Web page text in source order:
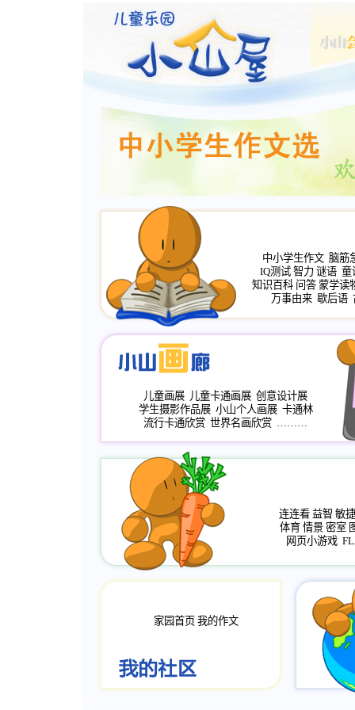
中小学生作文 脑筋
IQ测试 智力 谜语 童
知识百科 问答 蒙学读
万事由来 歇后语
儿童画展 儿童卡通画展 创意设计展
学生摄影作品展 小山个人画展 卡通林
流行卡通欣赏 世界名画欣赏 ………
连连看 益智 敏捷
体育 情景 密室
网页小游戏
家园首页 我的作文